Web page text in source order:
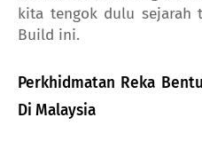
kita tengok dulu sejarah
Build ini.
Perkhidmatan Reka
Di Malaysia